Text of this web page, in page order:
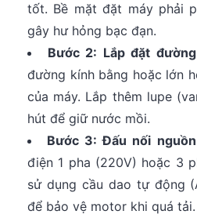
tốt. Bề mặt đặt máy phải
gây hư hỏng bạc đạn.
Bước 2: Lắp đặt
đường kính bằng hoặc lớn
của máy. Lắp thêm lupe
hút để giữ nước mồi.
Bước 3: Đấu nối
điện 1 pha (220V) hoặc 3
sử dụng cầu dao tự động
để bảo vệ motor khi quá tải.